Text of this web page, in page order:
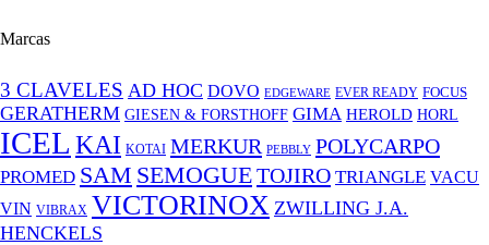
Marcas
3 CLAVELES AD HOC DOVO EDGEWARE EVER READY FOCUS
GERATHERM GIESEN & FORSTHOFF GIMA HEROLD HORL
ICEL KAI KOTAI MERKUR PEBBLY POLYCARPO
PROMED SAM SEMOGUETOJIRO TRIANGLE VACU
VIN VIBRAX VICTORINOX ZWILLING J.A.
HENCKELS